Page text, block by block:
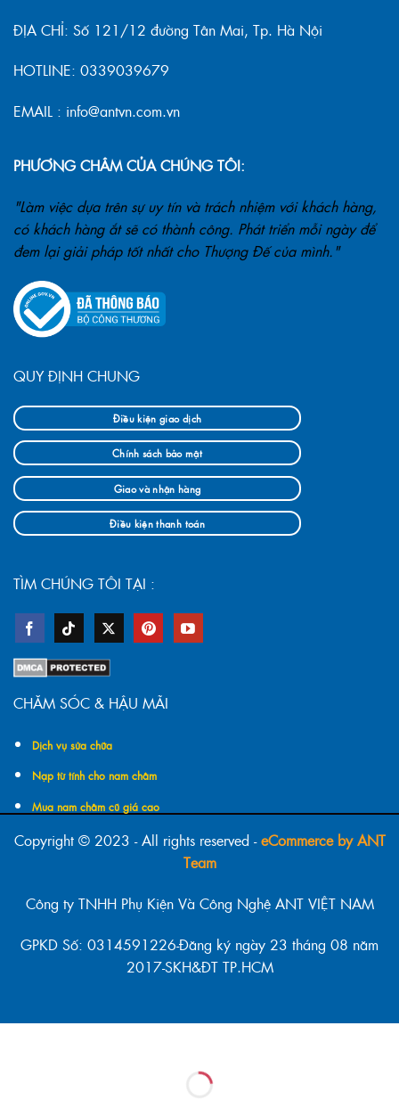
ĐỊA CHỈ: Số 121/12 đường Tân Mai, Tp. Hà Nội
HOTLINE: 0339039679
EMAIL : info@antvn.com.vn
PHƯƠNG CHÂM CỦA CHÚNG TÔI:
"Làm việc dựa trên sự uy tín và trách nhiệm với khách hàng,
có khách hàng ắt sẽ có thành công. Phát triển mỗi ngày để
đem lại giải pháp tốt nhất cho Thượng Đế của mình."
QUY ĐỊNH CHUNG
Điều kiện giao dịch
Chính sách bảo mật
Giao và nhận hàng
Điều kiện thanh toán
TÌM CHÚNG TÔI TẠI :
CHĂM SÓC & HẬU MÃI
Dịch vụ sửa chữa
Nạp từ tính cho nam châm
Mua nam châm cũ giá cao
Copyright © 2023 - All rights reserved -eCommerce by ANT
Team
Công ty TNHH Phụ Kiện Và Công Nghệ ANT VIỆT NAM
GPKD Số: 0314591226-Đăng ký ngày 23 tháng 08 năm
2017-SKH&ĐT TP.HCM